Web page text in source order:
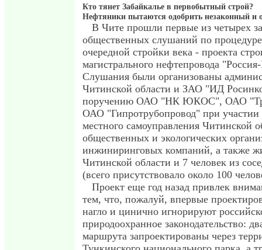
Кто тянет Забайкалье в первобытный строй?
Нефтяники пытаются одобрить незаконный и
В Чите прошли первые из четырех
общественных слушаний по
очередной стройки века - проекта
магистрального нефтепровода
Слушания были организованы
Читинской области и ЗАО "ИД
поручению ОАО "НК ЮКОС", ОАО
ОАО "Гипротрубопровод" при участии
местного самоуправления Читинской
общественных и экологических
инжиниринговых компаний, а также
Читинской области и 7 человек из
(всего присутствовало около 100
Проект еще год назад привлек
тем, что, пожалуй, впервые
нагло и цинично игнорируют
природоохранное законодательство:
маршрута запроектированы через